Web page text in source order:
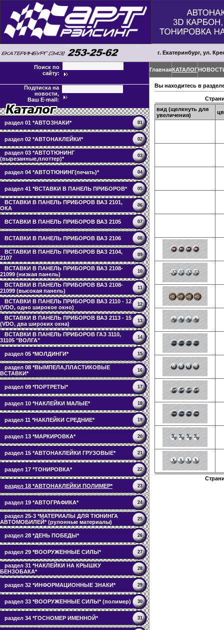
г. Екатеринбург, ул.
Поиск по
сайту:
Подписка на
новости,
Ваш E-mail:
раздел 01 *АВТОЗНАКИ* 01
раздел 02 *АВТОНАКЛЕЙКИ* 02
раздел 03 *АВТОТЮНИНГ
(вырезанные,плоттер)*
03
раздел 04 *АВТОТЮНИНГ(печать)* 04
раздел 41 *ВСТАВКИ В ПАНЕЛЬ ПРИБОРОВ* 05
ВСТАВКИ В ПАНЕЛЬ ПРИБОРОВ ВАЗ 2101,
ОКА
06
ВСТАВКИ В ПАНЕЛЬ ПРИБОРОВ ВАЗ 2105 07
ВСТАВКИ В ПАНЕЛЬ ПРИБОРОВ ВАЗ 2106 08
ВСТАВКИ В ПАНЕЛЬ ПРИБОРОВ ВАЗ 2104,
2107
09
ВСТАВКИ В ПАНЕЛЬ ПРИБОРОВ ВАЗ 2108-
21099 (низкая панель)
10
ВСТАВКИ В ПАНЕЛЬ ПРИБОРОВ ВАЗ 2108-
21099 (высокая панель)
11
ВСТАВКИ В ПАНЕЛЬ ПРИБОРОВ ВАЗ 2110 - 12
(VDO, одно широкое окно)
12
ВСТАВКИ В ПАНЕЛЬ ПРИБОРОВ ВАЗ 2113 - 15
(VDO, два широких окна)
13
ВСТАВКИ В ПАНЕЛЬ ПРИБОРОВ ГАЗ 3110,
31105 "ВОЛГА"
14
раздел 05 *МОЛДИНГИ* 15
раздел 08 *ВЫМПЕЛА,ПЛАСТИКОВЫЕ
ВСТАВКИ*
16
раздел 09 *ПОРТРЕТЫ* 17
раздел 10 *НАКЛЕЙКИ МАЛЫЕ* 18
раздел 11 *НАКЛЕЙКИ СРЕДНИЕ* 19
раздел 13 *МАРКИРОВКА* 20
раздел 15 *АВТОНАКЛЕЙКИ ГРУЗОВЫЕ* 21
раздел 17 *ТОНИРОВКА* 22
раздел 18 *АВТОНАКЛЕЙКИ ПОЛИМЕР* 23
раздел 19 *АВТОГРАФИКА* 24
раздел 25-3 *МАТЕРИАЛЫ ДЛЯ ТЮНИНГА
АВТОМОБИЛЕЙ* (рулонные материалы)
25
раздел 28 *ДЕНЬ ПОБЕДЫ* 26
раздел 29 *ВООРУЖЕННЫЕ СИЛЫ* 27
раздел 31 *НАКЛЕЙКИ НА КРЫШКУ
БЕНЗОБАКА*
28
раздел 32 *ИНФОРМАЦИОННЫЕ ЗНАКИ* 29
раздел 33 *ВООРУЖЕННЫЕ СИЛЫ* (полимер) 30
раздел 34 *ГОСНОМЕР ИМЕННОЙ* 31
ГлавнаяКАТАЛОГ
Вы находитесь в
вид (щелкнуть для
увеличения)